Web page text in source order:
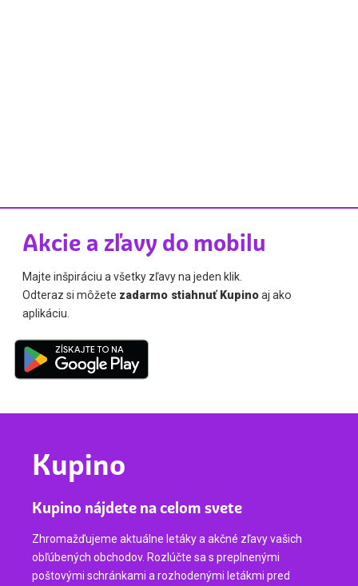
Akcie a zľavy do mobilu
Majte inšpiráciu a všetky zľavy na jeden klik.
Odteraz si môžete zadarmo stiahnuť Kupinoaj ako
aplikáciu.
Kupino
Kupino nájdete na celom svete
Zhromažďujeme aktuálne letáky a akčné zľavy vašich
obľúbených obchodov. Rozlúčte sa s preplnenými
poštovými schránkami a rozhodenými letákmi pred